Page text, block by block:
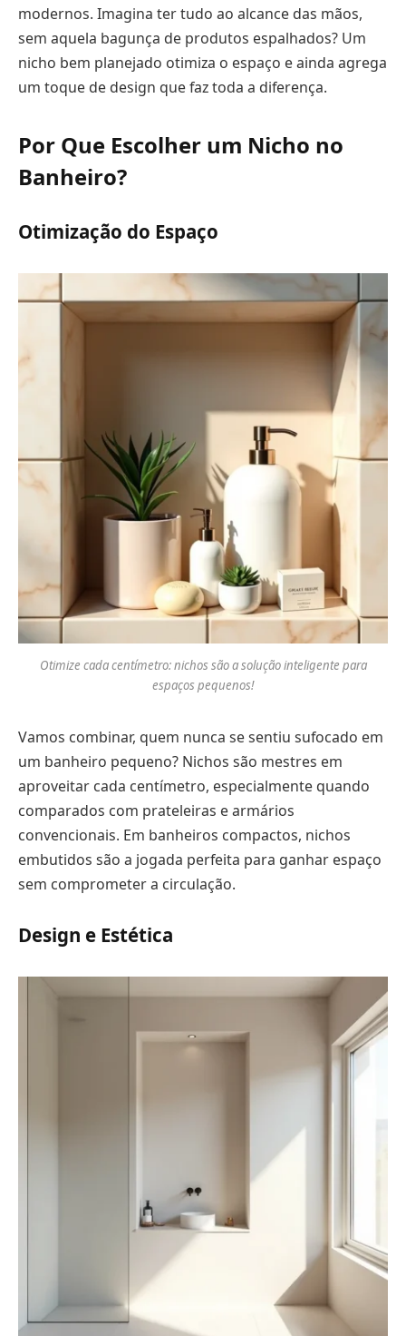
modernos. Imagina ter tudo ao alcance das mãos,
sem aquela bagunça de produtos espalhados? Um
nicho bem planejado otimiza o espaço e ainda agrega
um toque de design que faz toda a diferença.
Por Que Escolher um Nicho no
Banheiro?
Otimização do Espaço
Otimize cada centímetro: nichos são a solução inteligente para
espaços pequenos!
Vamos combinar, quem nunca se sentiu sufocado em
um banheiro pequeno? Nichos são mestres em
aproveitar cada centímetro, especialmente quando
comparados com prateleiras e armários
convencionais. Em banheiros compactos, nichos
embutidos são a jogada perfeita para ganhar espaço
sem comprometer a circulação.
Design e Estética